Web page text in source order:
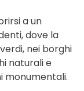
a un
dove la
nei borghi
naturali e
monumentali.